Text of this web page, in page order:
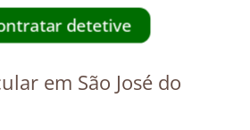
detetive
em São José do